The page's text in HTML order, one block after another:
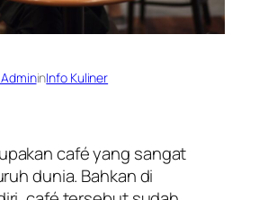
inInfo Kuliner
café yang sangat
dunia. Bahkan di